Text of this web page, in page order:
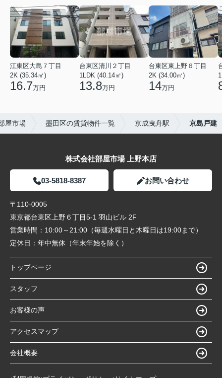
江東区大島７丁目
2K (35.34㎡)
16.7万円
台東区清川２丁目
1LDK (40.14㎡)
13.8万円
台東区東上野６丁目
2K (34.00㎡)
14万円
屋市場 墨田区の賃貸物件一覧 京成曳舟駅 京島戸建
株式会社部屋市場 上野本店
03-5818-8387 お問い合わせ
〒110-0005
東京都台東区上野６丁目5-1 羽山ビル 2F
営業時間： 10:00～21:00（毎週水曜日と木曜日は19:00まで）
定休日： 年中無休（年末年始を除く）
トップページ
スタッフ
お客様の声
アクセスマップ
会社概要